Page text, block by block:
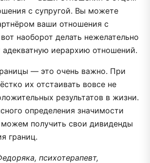
с супругой. Вы можете
ваши отношения с
наоборот делать нежелательно
иерархию отношений.
— это очень важно. При
их отстаивать вовсе не
результатов в жизни.
определения значимости
получить свои дивиденды
границ.
психотерапевт,